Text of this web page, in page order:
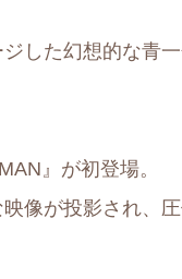
した幻想的な青
』が初登場。
像が投影され、